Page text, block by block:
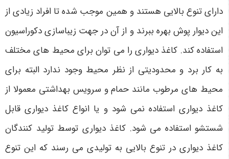
دارای تنوع بالایی هستند و همین موجب شده تا افراد زیادی از
این دیوار پوش بهره ببرند و از آن در جهت زیباسازی دکوراسیون
استفاده کند. کاغذ دیواری را می توان برای محیط های مختلف
به کار برد و محدودیتی از نظر محیط وجود ندارد البته برای
محیط های مرطوب مانند حمام و سرویس بهداشتی معمولا از
کاغذ دیواری استفاده نمی شود و یا انواع کاغذ دیواری قابل
شستشو استفاده می شود. کاغذ دیواری توسط تولید کنندگان
کاغذ دیواری در تنوع بالایی به تولیدی می رسند که این تنوع